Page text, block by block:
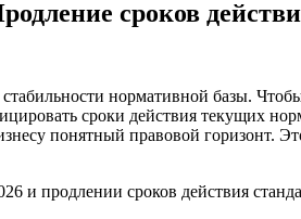
сроков
нормативной базы.
сроки действия текущих
понятный правовой горизонт.